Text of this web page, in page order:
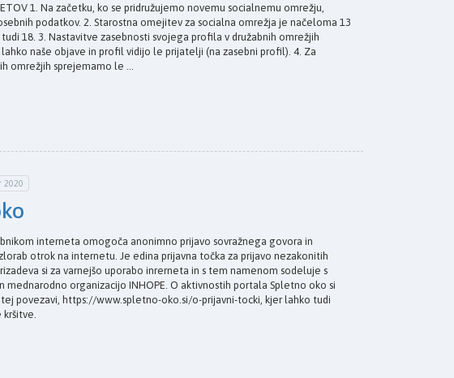
1. Na začetku, ko se pridružujemo novemu socialnemu omrežju,
podatkov. 2. Starostna omejitev za socialna omrežja je načeloma 13
18. 3. Nastavitve zasebnosti svojega profila v družabnih omrežjih
naše objave in profil vidijo le prijatelji (na zasebni profil). 4. Za
omrežjih sprejemamo le ...
2020
interneta omogoča anonimno prijavo sovražnega govora in
otrok na internetu. Je edina prijavna točka za prijavo nezakonitih
si za varnejšo uporabo inrerneta in s tem namenom sodeluje s
mednarodno organizacijo INHOPE. O aktivnostih portala Spletno oko si
povezavi, https://www.spletno-oko.si/o-prijavni-tocki, kjer lahko tudi
kršitve.